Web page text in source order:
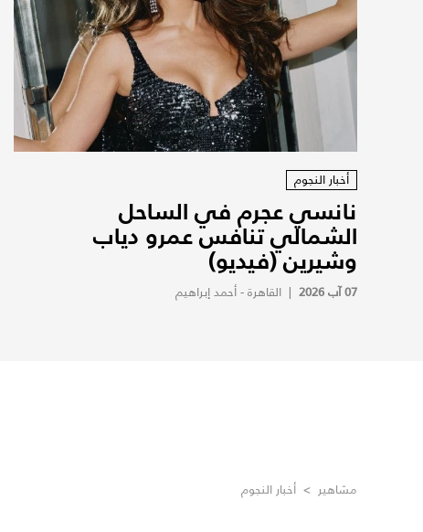
أخبار النجوم
نانسي عجرم في الساحل
الشمالي تنافس عمرو دياب
وشيرين (فيديو)
07 آب 2026 | القاهرة - أحمد إبراهيم
مشاهير > أخبار النجوم